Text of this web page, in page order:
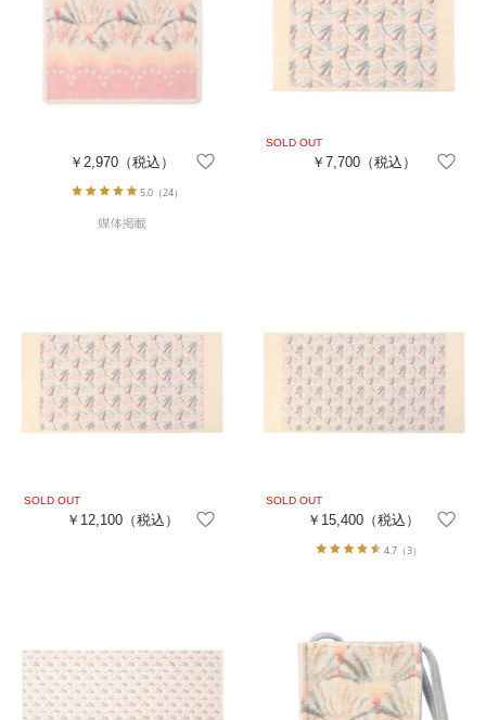
￥2,970 （税込）
5.0（24）
￥7,700（税込）
￥12,100（税込） ￥15,400 （税込）
4.7（3）